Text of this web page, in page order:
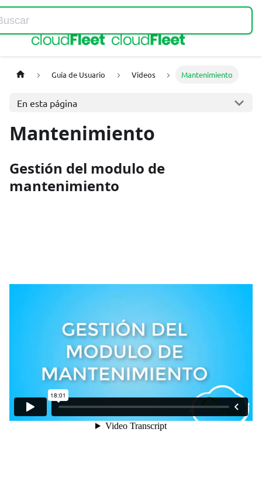
Guía de Usuario Videos Mantenimiento
En esta página
Mantenimiento
Gestión del modulo de
mantenimiento